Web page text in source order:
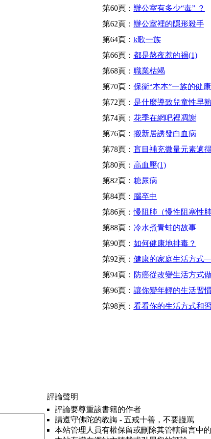
第60頁： 辦公室有多少“毒” ？
第62頁： 辦公室裡的隱形殺手
第64頁： k歌一族
第66頁： 都是熬夜惹的禍(1)
第68頁： 職業枯竭
第70頁： 保衛“本本”一族的健康
第72頁： 是什麼導致兒童性早
第74頁： 花季在網吧裡凋謝
第76頁： 搬新居誘發白血病
第78頁： 盲目補充微量元素適
第80頁： 高血壓(1)
第82頁： 糖尿病
第84頁： 腦卒中
第86頁：慢阻肺（慢性阻塞性肺
第88頁： 冷水煮青蛙的故事
第90頁： 如何健康地排毒？
第92頁： 健康的家庭生活方式
第94頁： 防癌從改變生活方式
第96頁： 讓你變年輕的生活習
第98頁： 看看你的生活方式和
評論聲明
評論要尊重該書籍的作者
請遵守佛陀的教誨 - 五戒十善，不要謾罵
本站管理人員有權保留或刪除其管轄留言中